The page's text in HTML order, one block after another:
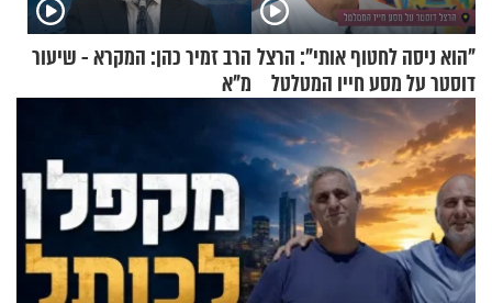
"הוא ניסה לחטוף אותי": הרצל
דוסטר על מסע חייו המטלטל
הרב זמיר כהן: המקרא - שיעור
מ"א